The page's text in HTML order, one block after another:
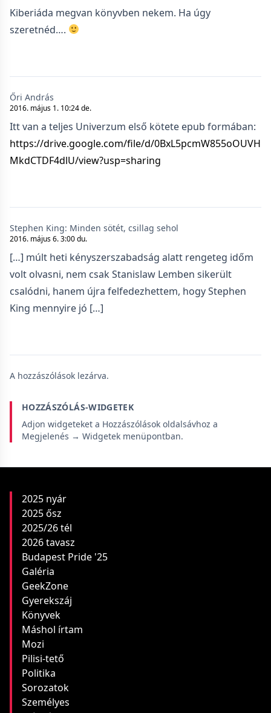
Kiberiáda megvan könyvben nekem. Ha úgy
szeretnéd….
Őri András
2016. május 1. 10:24 de.
Itt van a teljes Univerzum első kötete epub formában:
https://drive.google.com/file/d/0BxL5pcmW855oOUVH
MkdCTDF4dlU/view?usp=sharing
Stephen King: Minden sötét, csillag sehol
2016. május 6. 3:00 du.
[…] múlt heti kényszerszabadság alatt rengeteg időm
volt olvasni, nem csak Stanislaw Lemben sikerült
csalódni, hanem újra felfedezhettem, hogy Stephen
King mennyire jó […]
A hozzászólások lezárva.
HOZZÁSZÓLÁS-WIDGETEK
Adjon widgeteket a Hozzászólások oldalsávhoz a
Megjelenés → Widgetek menüpontban.
2025 nyár
2025 ősz
2025/26 tél
2026 tavasz
Budapest Pride '25
Galéria
GeekZone
Gyerekszáj
Könyvek
Máshol írtam
Mozi
Pilisi-tető
Politika
Sorozatok
Személyes